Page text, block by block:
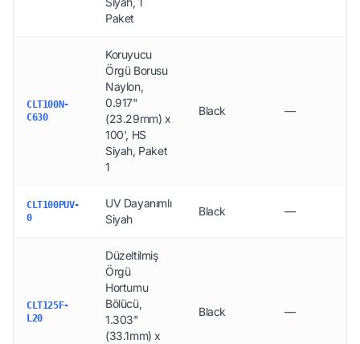
Paket
CLT100N-
C630
Koruyucu
Örgü Borusu
Naylon,
0.917"
(23.29mm) x
100', HS
Siyah, Paket
1
Black —
CLT100PUV-
0
UV Dayanımlı
Siyah
Black —
CLT125F-
L20
Düzeltilmiş
Örgü
Hortumu
Bölücü,
1.303"
(33.1mm) x
Black —